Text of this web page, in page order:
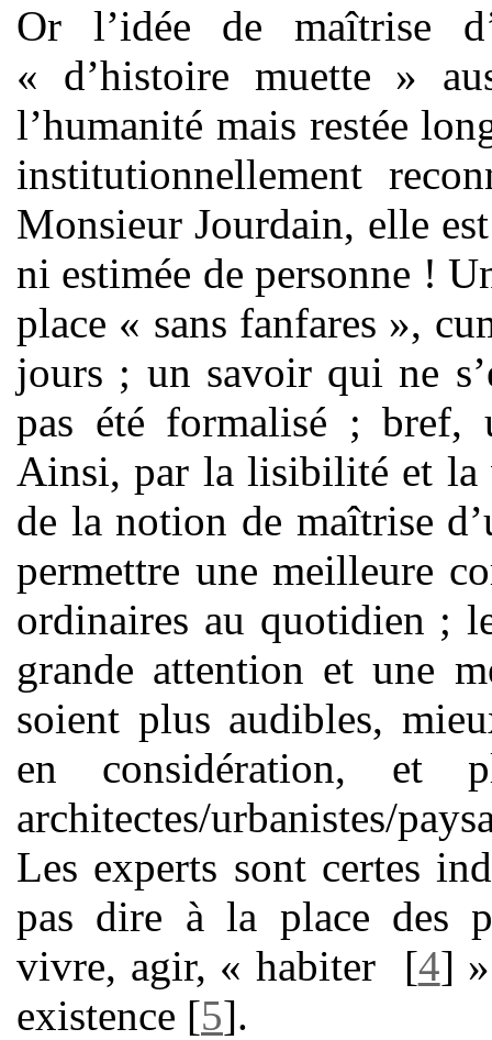
Or l’idée de maîtrise
« d’histoire muette »
l’humanité mais restée
institutionnellement
Monsieur Jourdain, elle
ni estimée de personne !
place « sans fanfares »,
jours ; un savoir qui ne
pas été formalisé ; bref,
Ainsi, par la lisibilité et la
de la notion de maîtrise
permettre une meilleure
ordinaires au quotidien ;
grande attention et une
soient plus audibles,
en considération, et
architectes/urbanistes/
Les experts sont certes
pas dire à la place des
vivre, agir, « habiter
[4]
existence [5].